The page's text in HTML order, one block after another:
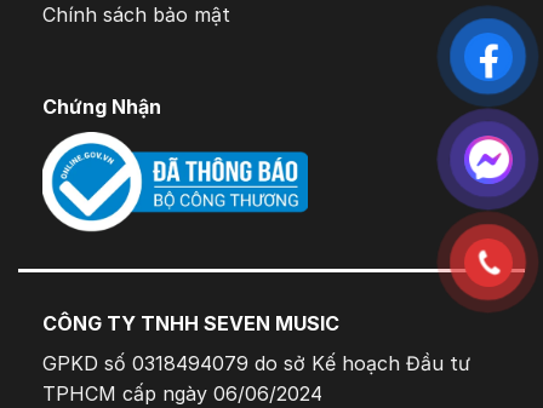
Chính sách bảo mật
Chứng Nhận
CÔNG TY TNHH SEVEN MUSIC
GPKD số 0318494079 do sở Kế hoạch Đầu tư
TPHCM cấp ngày 06/06/2024